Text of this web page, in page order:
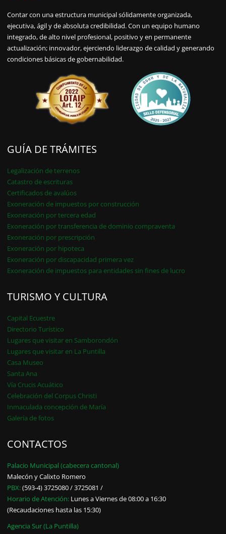
Contar con una estructura municipal sólidamente organizada,
ejecutiva, ágil y de absoluta credibilidad. Con un equipo humano
integrado, de alto nivel profesional, positivo y en permanente
actualización; innovador, ejerciendo liderazgo de calidad y generando
condiciones básicas de gobernabilidad.
GUÍA DE TRÁMITES
Legalización de terrenos
Catastro de escrituras
Certificados de avalúos
Exoneración de impuestos por construcción
Exoneración por tercera edad
Exoneración por transferencia de dominio compraventa
Exoneración por prescripción
Exoneración por hipoteca
Exoneración por discapacidad primera vez
Exoneración de impuestos para entidades sin fines de lucro
TURISMO Y CULTURA
Capital Ecuestre
Directorio Turístico
Lugares que visitar en Samborondón
Lugares que visitar en La Puntilla
Casa Museo
Santa Ana
Vía Crucis Acuático
Celebración del Corpus Christi
Inmaculada concepción de María
Galería de fotos
CONTACTOS
Palacio Municipal (cabecera cantonal)
Malecón y Calixto Romero
PBX:(593-4) 3725080 / 3725081 /
Horario de Atención: Lunes a Viernes de 08:00 a 16:30
(Recaudaciones hasta las 15:30)
Agencia Sur (La Puntilla)